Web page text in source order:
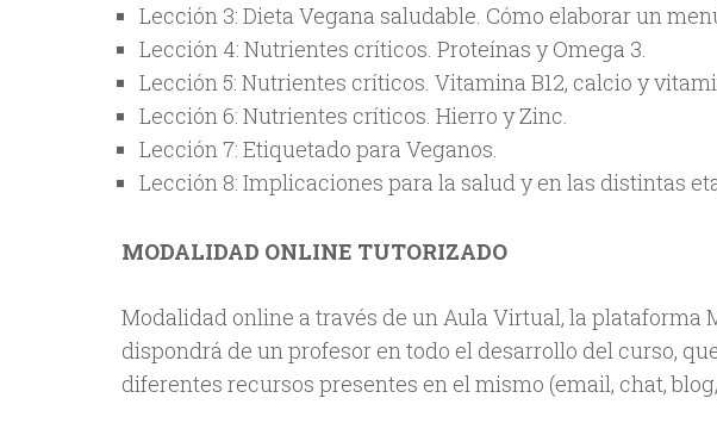
Lección 3: Dieta Vegana saludable. Cómo elaborar un
Lección 4: Nutrientes críticos. Proteínas y Omega 3.
Lección 5: Nutrientes críticos. Vitamina B12, calcio y
Lección 6: Nutrientes críticos. Hierro y Zinc.
Lección 7: Etiquetado para Veganos.
Lección 8: Implicaciones para la salud y en las distintas
MODALIDAD ONLINE TUTORIZADO
Modalidad online a través de un Aula Virtual, la plataforma
dispondrá de un profesor en todo el desarrollo del curso,
diferentes recursos presentes en el mismo (email, chat,